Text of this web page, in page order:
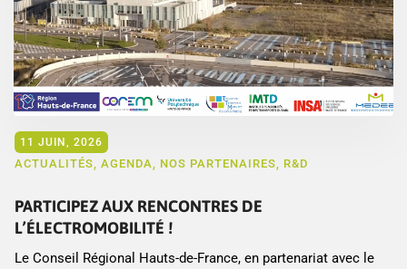
11 JUIN, 2026
ACTUALITÉS, AGENDA, NOS PARTENAIRES, R&D
PARTICIPEZ AUX RENCONTRES DE
L’ÉLECTROMOBILITÉ !
Le Conseil Régional Hauts-de-France, en partenariat avec le